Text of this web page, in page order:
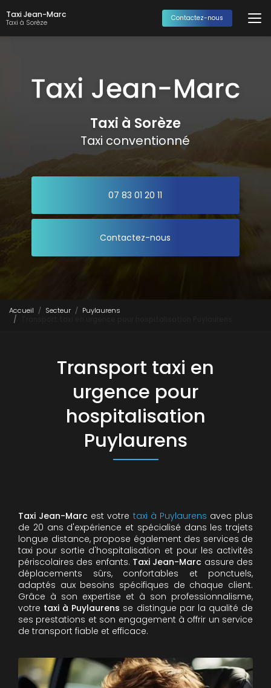
au
contenu
principal
Taxi Jean-Marc
Taxi à Sorèze Contactez-nous
Taxi à Sorèze
Taxi conventionné
07 83 01 20 11
Contactez-nous
Accueil Secteur
Puylaurens
Transport taxi en
urgence pour
hospitalisation
Puylaurens
Taxi Jean-Marc est votre taxi à Puylaurens avec plus
de 20 ans d'expérience et spécialisé dans les trajets
longue distance, propose également des services de
taxi pour sortie d'hospitalisation et pour les activités
périscolaires des enfants. Taxi Jean-Marc assure des
déplacements sûrs, confortables et ponctuels,
adaptés aux besoins spécifiques de chaque client.
Grâce à son expertise et à son professionnalisme,
votre taxi à Puylaurens se distingue par la qualité de
ses prestations et son engagement à offrir un service
de transport fiable et efficace.